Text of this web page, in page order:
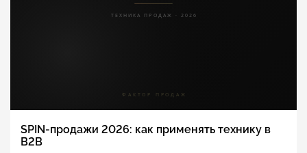
SPIN-продажи 2026: как применять технику в
B2B